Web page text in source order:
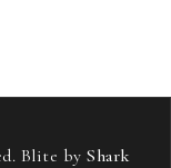
Blite byShark